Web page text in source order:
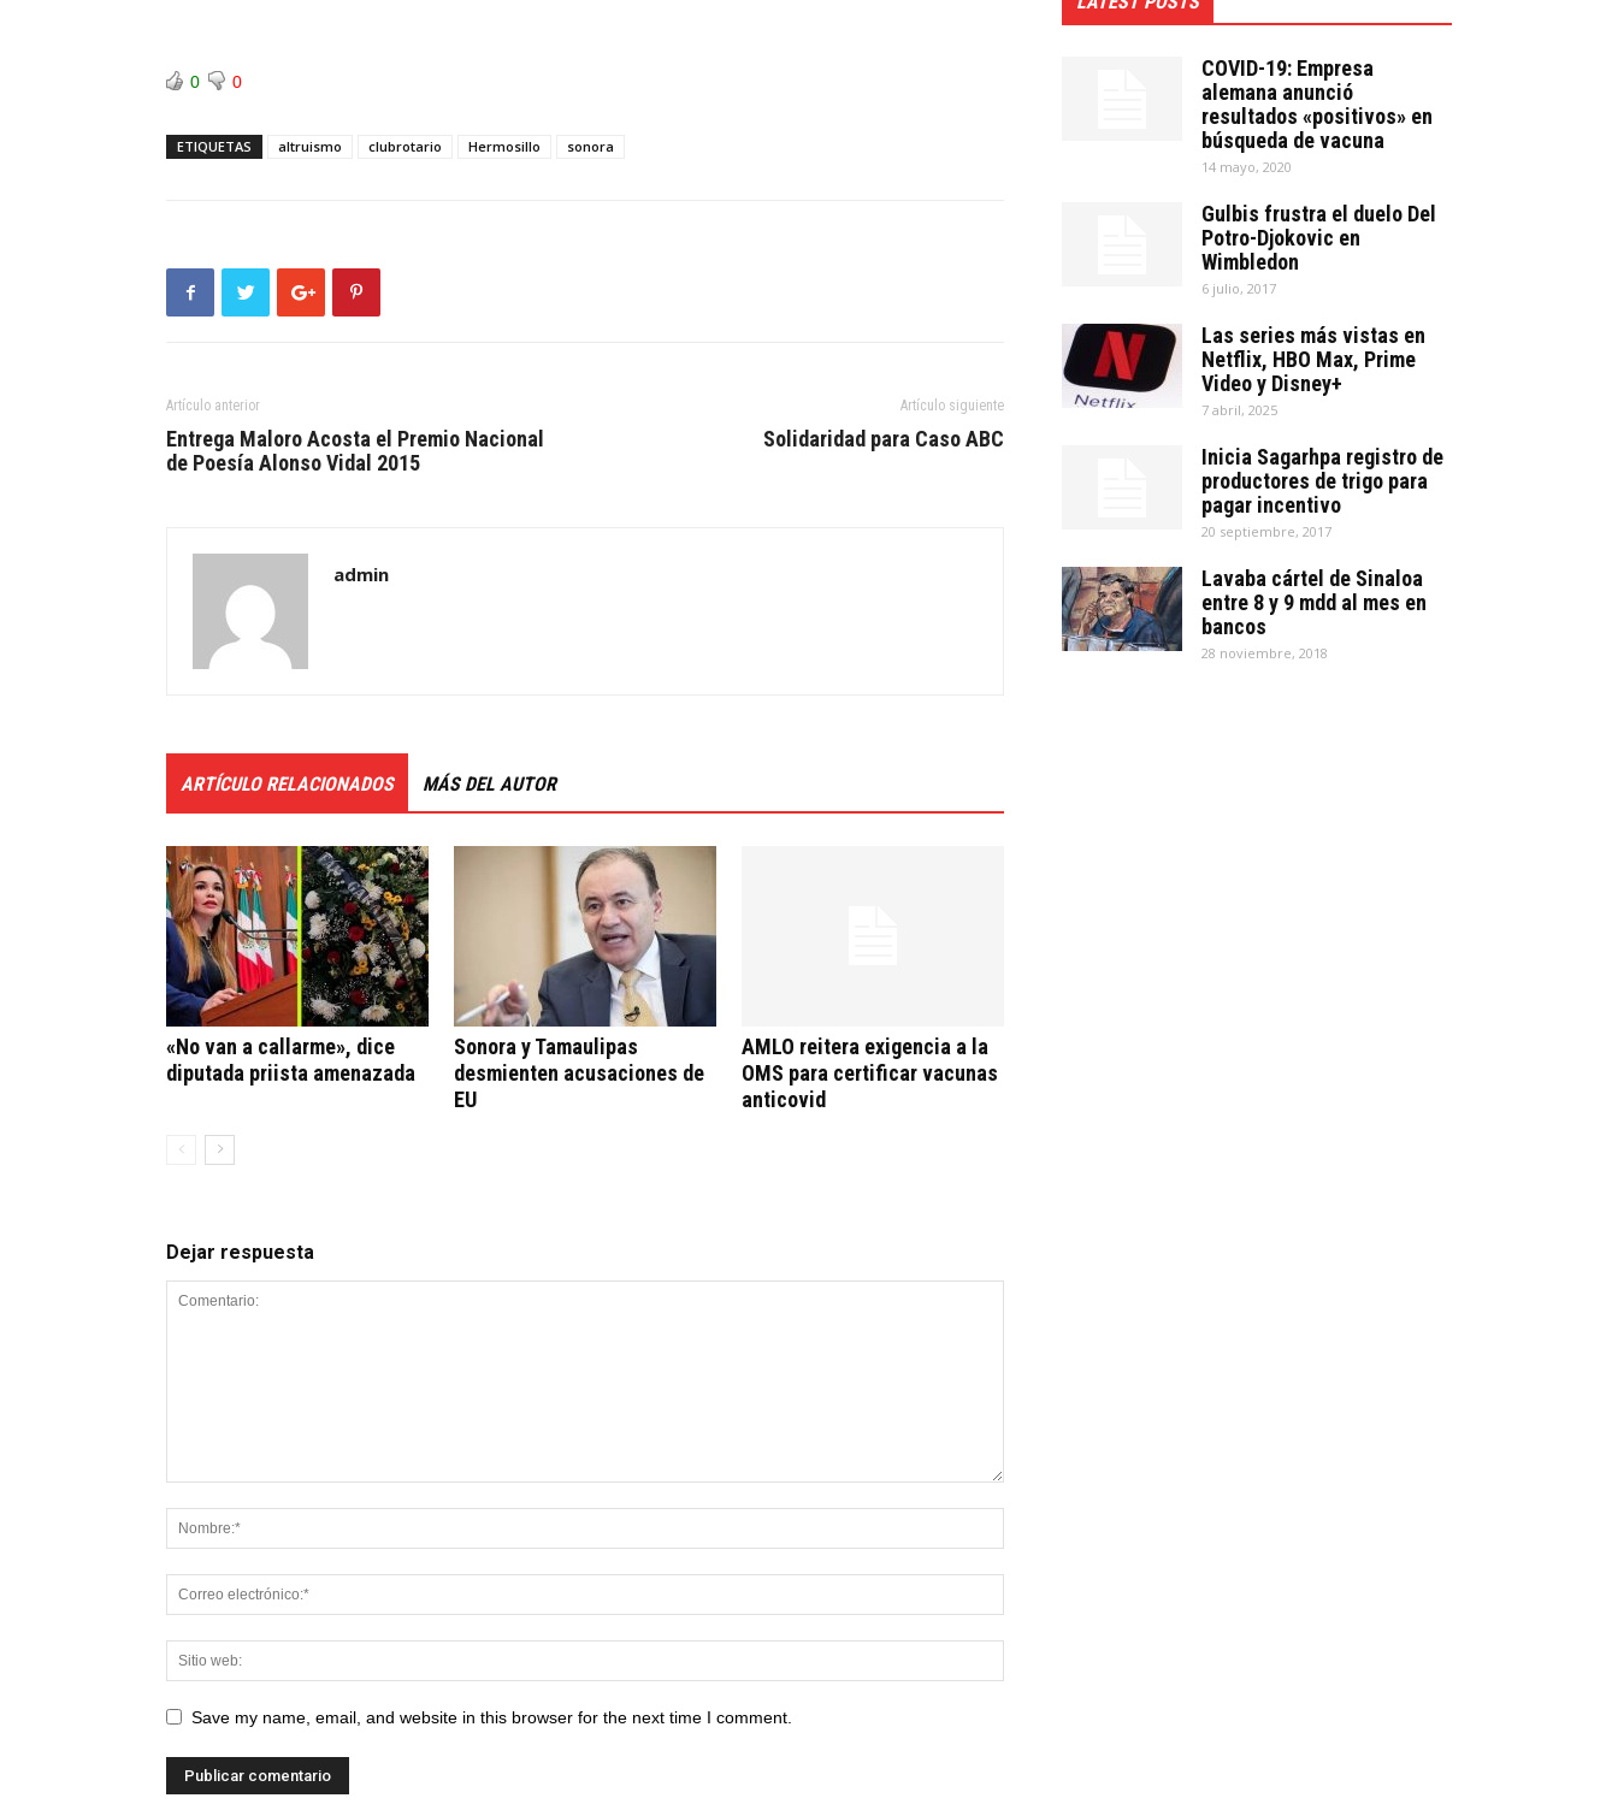
0 0
ETIQUETAS altruismo clubrotario Hermosillo sonora
Artículo anterior
Entrega Maloro Acosta el Premio Nacional
de Poesía Alonso Vidal 2015
Artículo siguiente
Solidaridad para Caso ABC
admin
ARTÍCULO RELACIONADOS MÁS DEL AUTOR
«No van a callarme», dice
diputada priista amenazada
Sonora y Tamaulipas
desmienten acusaciones de
EU
AMLO reitera exigencia a la
OMS para certificar vacunas
anticovid
Dejar respuesta
Save my name, email, and website in this browser for the next time I comment.
COVID-19: Empresa
alemana anunció
resultados «positivos» en
búsqueda de vacuna
14 mayo, 2020
Gulbis frustra el duelo Del
Potro-Djokovic en
Wimbledon
6 julio, 2017
Las series más vistas en
Netflix, HBO Max, Prime
Video y Disney+
7 abril, 2025
Inicia Sagarhpa registro de
productores de trigo para
pagar incentivo
20 septiembre, 2017
Lavaba cártel de Sinaloa
entre 8 y 9 mdd al mes en
bancos
28 noviembre, 2018